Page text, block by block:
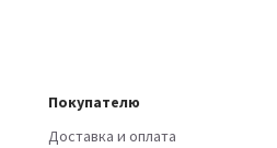
Покупателю
Доставка и оплата